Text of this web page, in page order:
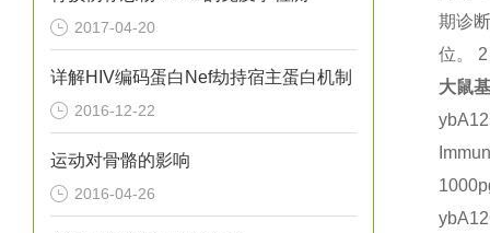
2017-04-20
详解HIV编码蛋白Nef劫持宿主蛋白机制
2016-12-22
运动对骨骼的影响
2016-04-26
期诊
位。
大鼠